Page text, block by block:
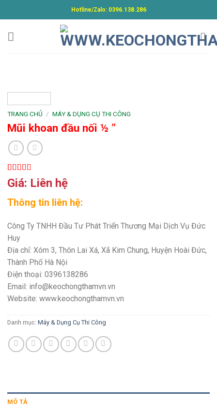
to
Hotline/Zalo: 0396.138.286
TRANG CHỦ / MÁY & DỤNG CỤ THI CÔNG
Mũi khoan đầu nối ½ ”
5.00trên 5
dựa trên
1
Giá: Liên hệ
Thông tin liên hệ:
Công Ty TNHH Đầu Tư Phát Triển Thương Mại Dịch Vụ Đức
Huy
Địa chỉ: Xóm 3, Thôn Lai Xá, Xã Kim Chung, Huyện Hoài Đức,
Thành Phố Hà Nội
Điện thoại: 0396138286
Email: info@keochongthamvn.vn
Website: www.keochongthamvn.vn
Danh mục: Máy & Dụng Cụ Thi Công
MÔ TẢ